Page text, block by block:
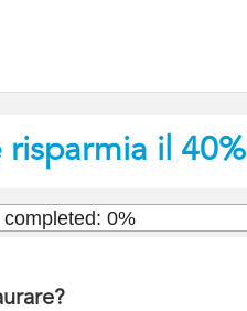
risparmia il 40%
completed: 0%